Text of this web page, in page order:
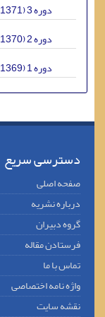
دوره 3 (1371)
دوره 2 (1370)
دوره 1 (1369)
دسترسی سریع
صفحه اصلی
درباره نشریه
گروه دبیران
فرستادن مقاله
تماس با ما
واژه نامه اختصاصی
نقشه سایت